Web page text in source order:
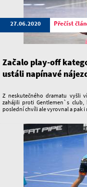
27.06.2020 Přečíst
Začalo play-off
ustáli napínavé
Z neskutečného dramatu vyšli
zahájili proti Gentlemen`s club,
poslední chvíli ale vyrovnal a pak